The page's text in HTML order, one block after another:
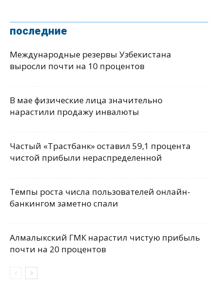
последние
Международные резервы Узбекистана
выросли почти на 10 процентов
В мае физические лица значительно
нарастили продажу инвалюты
Частый «Трастбанк» оставил 59,1 процента
чистой прибыли нераспределенной
Темпы роста числа пользователей онлайн-
банкингом заметно спали
Алмалыкский ГМК нарастил чистую прибыль
почти на 20 процентов